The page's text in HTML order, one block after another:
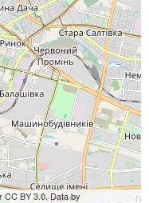
CC BY 3.0. Data by